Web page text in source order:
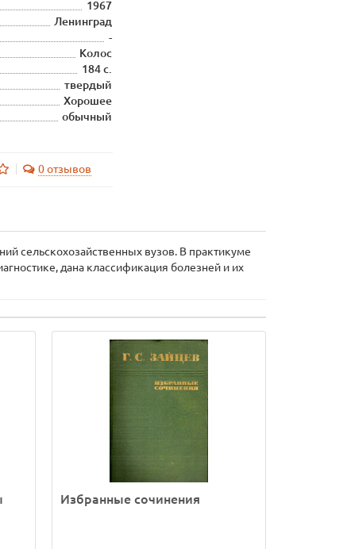
1967
Ленинград
-
Колос
184 с.
твердый
Хорошее
обычный
0 отзывов
сельскохозайственных вузов. В практикуме
дана классификация болезней и их
Избранные сочинения